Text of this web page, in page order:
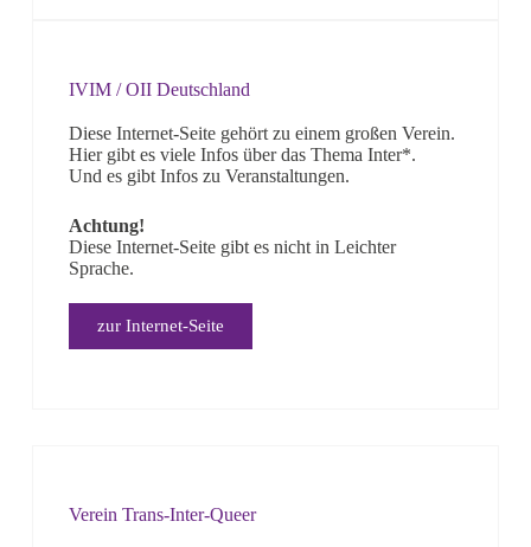
IVIM / OII Deutschland
Diese Internet-Seite gehört zu einem großen Verein.
Hier gibt es viele Infos über das Thema Inter*.
Und es gibt Infos zu Veranstaltungen.
Achtung!
Diese Internet-Seite gibt es nicht in Leichter
Sprache.
zur Internet-Seite
Verein Trans-Inter-Queer